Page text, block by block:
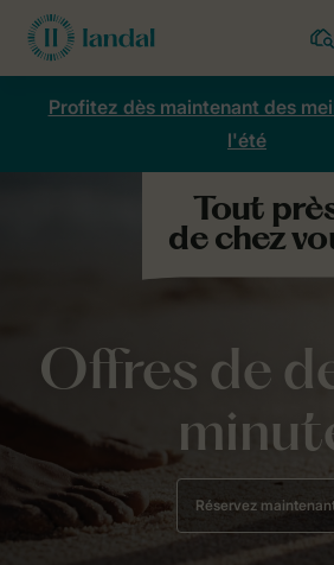
Profitez dès maintenant des
l'été
Offres de
Réservez